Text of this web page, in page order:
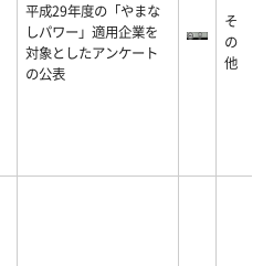
平成29年度の「やまな
しパワー」適用企業を
対象としたアンケート
の公表
そ
の
他